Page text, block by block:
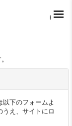
BACK
下のフォームよ
うえ、サイトにロ